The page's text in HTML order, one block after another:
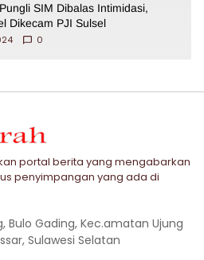
SIM Dibalas Intimidasi,
Dikecam PJI Sulsel
0
portal berita yang mengabarkan
penyimpangan yang ada di
Bulo Gading, Kec.amatan Ujung
Sulawesi Selatan